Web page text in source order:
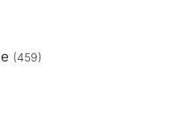
(459)